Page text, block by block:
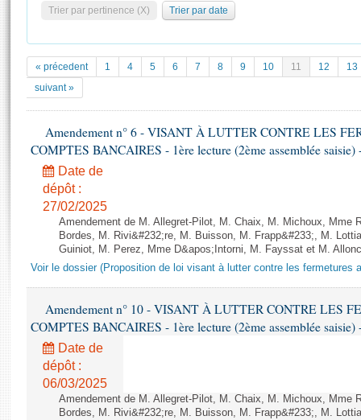
Pétitions
Documents parlementaires
Projets de loi
Propositions de loi
Amendements
Textes adoptés
Rapports d'information
Rapports d'enquête
Rapports législatifs
Dossiers législatifs
Budget et sécurité sociale
Questions écrites et orales
Comptes rendus des débats
Statistiques et chiffres clés
Documents de référence
( Constitution | Règlement de l'Assemblée ... )
Histoire
Juniors
Anciennes législatures
Liens vers les sites publics
La Bibliothèque
Les archives
Photos libres de droit
Trier par pertinence (X) Trier par date
« précedent 1 4 5 6 7 8 9 10 11 12
13
suivant »
Amendement n° 6 - VISANT À LUTTER CONTRE LES
COMPTES BANCAIRES - 1ère lecture (2ème assemblée saisie)
Date de
dépôt :
27/02/2025
Amendement de M. Allegret-Pilot, M. Chaix, M. Michoux, Mme
Bordes, M. Rivi&#232;re, M. Buisson, M. Frapp&#233;, M.
Guiniot, M. Perez, Mme D&apos;Intorni, M. Fayssat et M.
Voir le dossier (Proposition de loi visant à lutter contre les fermetures
Amendement n° 10 - VISANT À LUTTER CONTRE LES
COMPTES BANCAIRES - 1ère lecture (2ème assemblée saisie)
Date de
dépôt :
06/03/2025
Amendement de M. Allegret-Pilot, M. Chaix, M. Michoux, Mme
Bordes, M. Rivi&#232;re, M. Buisson, M. Frapp&#233;, M.